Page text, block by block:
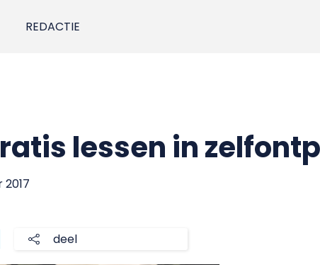
REDACTIE
lessen in
deel